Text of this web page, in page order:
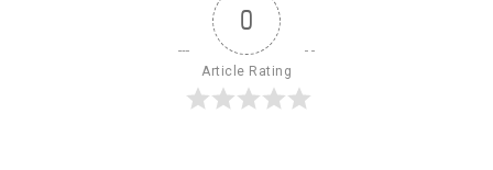
0
Article Rating